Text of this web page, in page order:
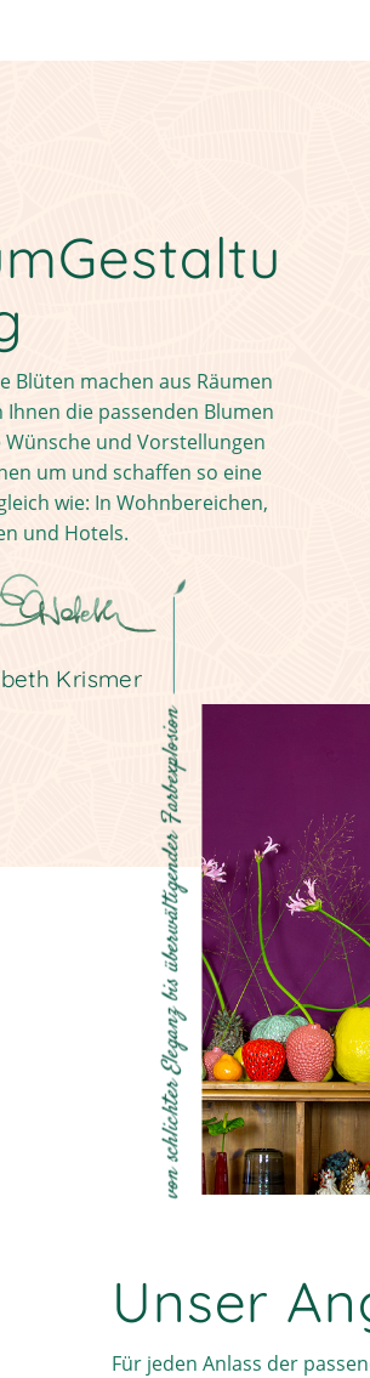
Blüten machen aus Räumen
die passenden Blumen
und Vorstellungen
um und schaffen so eine
wie: In Wohnbereichen,
und Hotels.
Krismer
v
o
n
s
c
h
l
i
c
h
t
e
r
E
l
e
g
a
n
z
b
i
s
ü
b
e
r
w
ä
l
t
i
g
e
n
d
e
r
F
a
r
b
e
x
p
l
o
s
i
o
n
Unser
Für jeden Anlass der